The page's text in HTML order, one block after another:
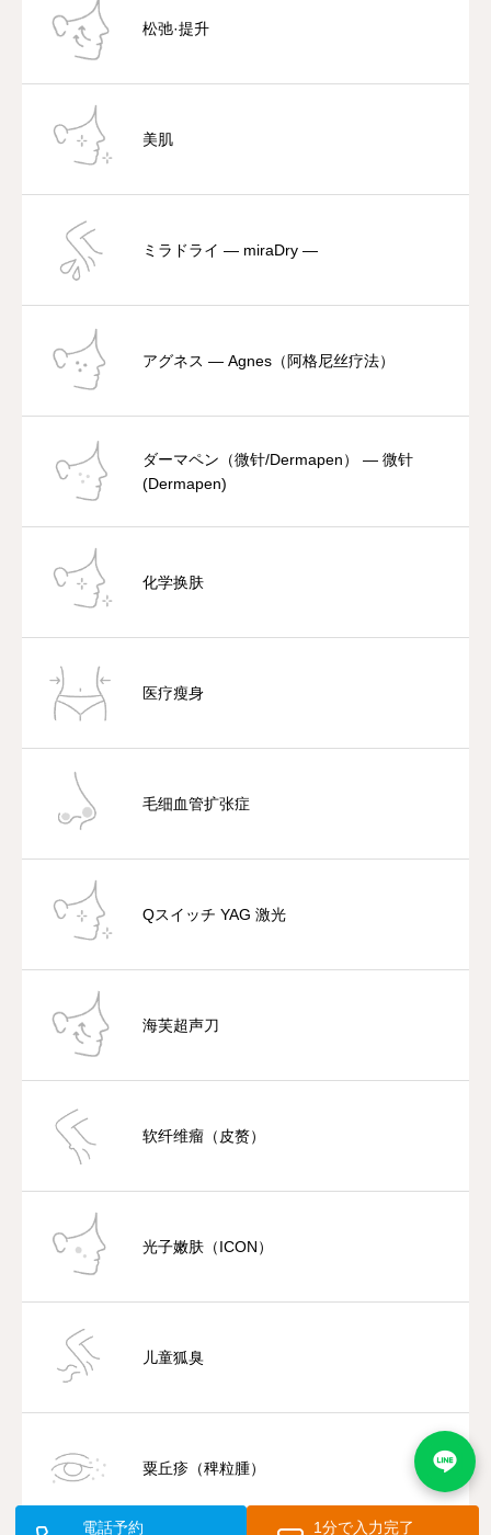
松弛·提升
美肌
ミラドライ — miraDry —
アグネス — Agnes（阿格尼丝疗法）
ダーマペン（微针/Dermapen） — 微针
(Dermapen)
化学换肤
医疗瘦身
毛细血管扩张症
Qスイッチ YAG 激光
海芙超声刀
软纤维瘤（皮赘）
光子嫩肤（ICON）
儿童狐臭
粟丘疹（稗粒腫）
電話予約 1分で入力完了